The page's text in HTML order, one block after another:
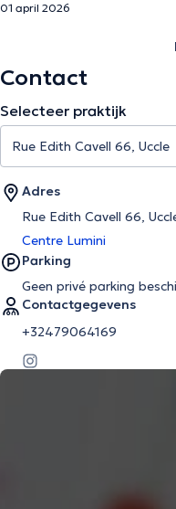
01 april 2026
Contact
Selecteer praktijk
Adres
Rue Edith Cavell 66,
Centre Lumini
Parking
Geen privé parking
Contactgegevens
+32479064169